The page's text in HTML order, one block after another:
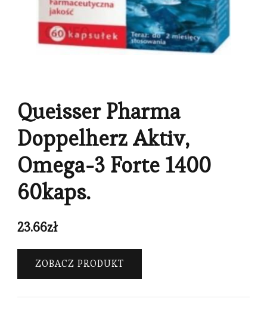
Queisser Pharma
Doppelherz Aktiv,
Omega-3 Forte 1400
60kaps.
23.66zł
ZOBACZ PRODUKT